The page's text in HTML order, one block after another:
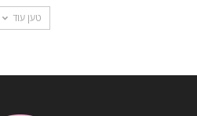
טען עוד